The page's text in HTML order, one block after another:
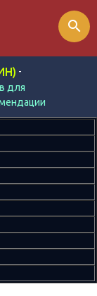
-
для
search